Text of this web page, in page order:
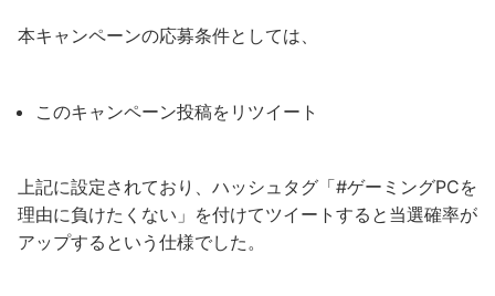
本キャンペーンの応募条件としては、
このキャンペーン投稿をリツイート
上記に設定されており、ハッシュタグ「#ゲーミングPCを
理由に負けたくない」を付けてツイートすると当選確率が
アップするという仕様でした。